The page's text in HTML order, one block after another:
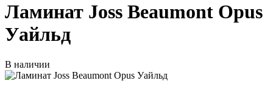
Ламинат Joss Beaumont Opus
Уайльд
В наличии